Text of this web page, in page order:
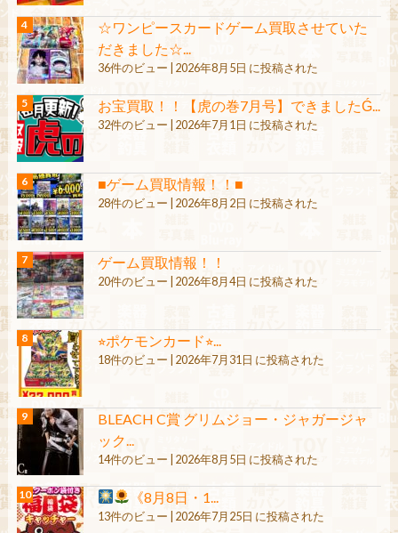
☆ワンピースカードゲーム買取させていた
だきました☆...
36件のビュー 2026年8月5日 に投稿された
お宝買取！！【虎の巻7月号】できましたǴ...
32件のビュー 2026年7月1日 に投稿された
■ゲーム買取情報！！■
28件のビュー 2026年8月2日 に投稿された
ゲーム買取情報！！
20件のビュー 2026年8月4日 に投稿された
⭐︎ポケモンカード⭐︎...
18件のビュー 2026年7月31日 に投稿された
BLEACH C賞 グリムジョー・ジャガージャ
ック...
14件のビュー 2026年8月5日 に投稿された
《8月8日・1...
13件のビュー 2026年7月25日 に投稿された